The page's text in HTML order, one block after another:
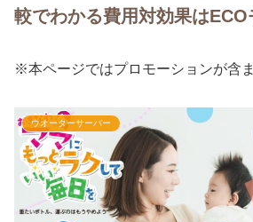
較でわかる費用対効果は
※本ページではプロモーションが含
ウオーターサーバー